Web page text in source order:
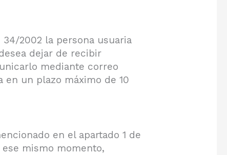
34/2002 la persona usuaria
dejar de recibir
mediante correo
un plazo máximo de 10
en el apartado 1 de
mismo momento,